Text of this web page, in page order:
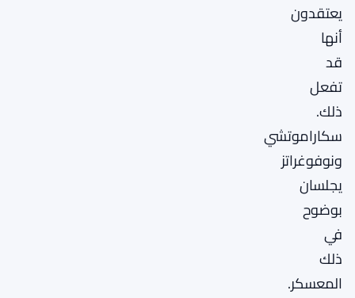
يعتقدون
أنها
قد
تفعل
ذلك.
سكاراموتشي
ونوفوغراتز
يجلسان
بوضوح
في
ذلك
المعسكر.